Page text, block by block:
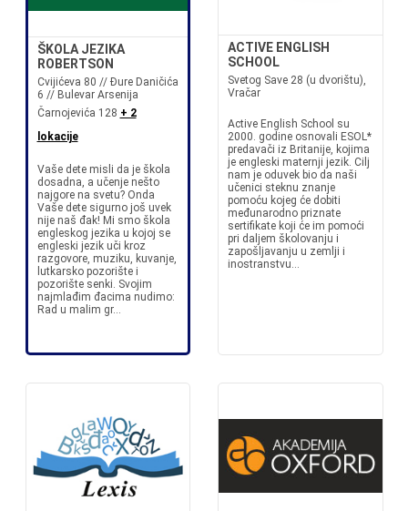
ŠKOLA JEZIKA
ROBERTSON
Cvijićeva 80 // Đure Daničića
6 // Bulevar Arsenija
Čarnojevića 128 + 2
lokacije
Vaše dete misli da je škola
dosadna, a učenje nešto
najgore na svetu? Onda
Vaše dete sigurno još uvek
nije naš đak! Mi smo škola
engleskog jezika u kojoj se
engleski jezik uči kroz
razgovore, muziku, kuvanje,
lutkarsko pozorište i
pozorište senki. Svojim
najmlađim đacima nudimo:
Rad u malim gr...
ACTIVE ENGLISH
SCHOOL
Svetog Save 28 (u dvorištu),
Vračar
Active English School su
2000. godine osnovali ESOL*
predavači iz Britanije, kojima
je engleski maternji jezik. Cilj
nam je oduvek bio da naši
učenici steknu znanje
pomoću kojeg će dobiti
međunarodno priznate
sertifikate koji će im pomoći
pri daljem školovanju i
zapošljavanju u zemlji i
inostranstvu...